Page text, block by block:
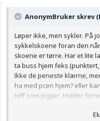
AnonymBruker skrev
Løper ikke, men sykler. På
sykkelskoene foran den
skoene er tørre. Har et lite
ta buss hjem feks
Ikke de peneste klærne,
ha med pcen hjem? eller
tøff som jogger. Holder
jogger onsdag osv? Evt